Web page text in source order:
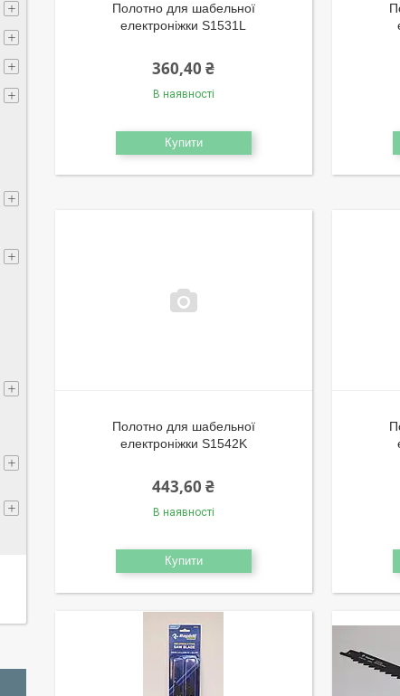
Полотно для шабельної
електроніжки S1531L
360,40 ₴
В наявності
Купити
Полотно для шабельної
електроніжки S1542K
443,60 ₴
В наявності
Купити